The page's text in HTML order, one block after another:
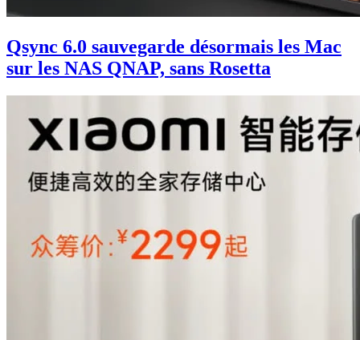
Qsync 6.0 sauvegarde désormais les Mac
sur les NAS QNAP, sans Rosetta